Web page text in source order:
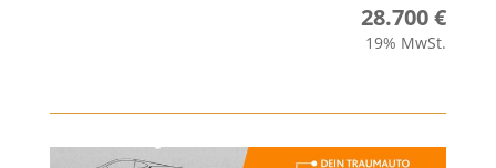
28.700 €
19% MwSt.